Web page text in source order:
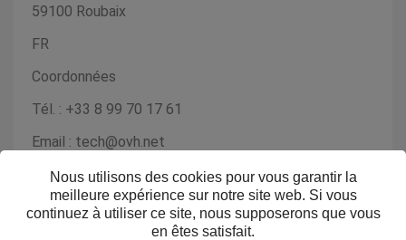
59100 Roubaix
FR
Coordonnées
Tél. : +33 8 99 70 17 61
Email : tech@ovh.net
Protection des données personnelles :
Les informations qui vous concernent sont
exclusivement destinées à www.apocampus.fr.
Nous utilisons des cookies pour vous garantir la
meilleure expérience sur notre site web. Si vous
continuez à utiliser ce site, nous supposerons que vous
en êtes satisfait.